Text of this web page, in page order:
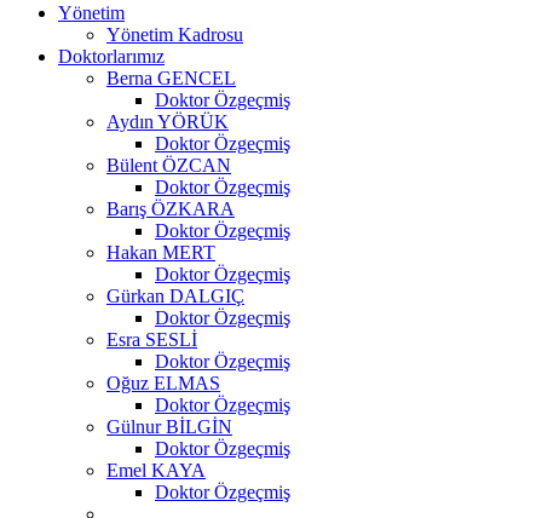
Yönetim
Yönetim Kadrosu
Doktorlarımız
Berna GENCEL
Doktor Özgeçmiş
Aydın YÖRÜK
Doktor Özgeçmiş
Bülent ÖZCAN
Doktor Özgeçmiş
Barış ÖZKARA
Doktor Özgeçmiş
Hakan MERT
Doktor Özgeçmiş
Gürkan DALGIÇ
Doktor Özgeçmiş
Esra SESLİ
Doktor Özgeçmiş
Oğuz ELMAS
Doktor Özgeçmiş
Gülnur BİLGİN
Doktor Özgeçmiş
Emel KAYA
Doktor Özgeçmiş